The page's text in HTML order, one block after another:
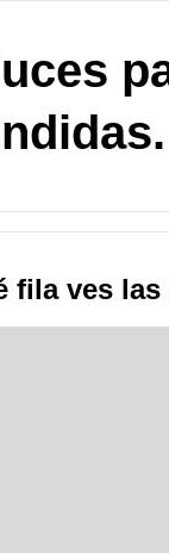
fila ves